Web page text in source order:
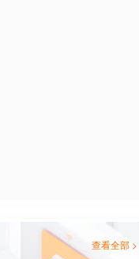
查看全部 >